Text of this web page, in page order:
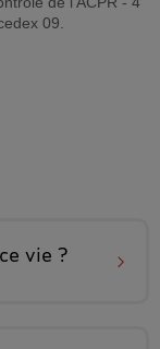
09.
vie ?